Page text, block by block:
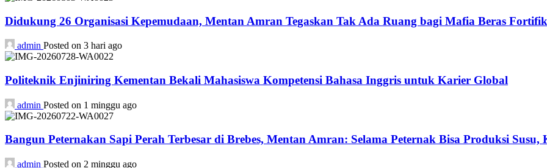
Didukung 26 Organisasi Kepemudaan, Mentan Amran Tegaskan Tak Ada Ruang bagi Mafia Beras
admin Posted on 3 hari ago
Politeknik Enjiniring Kementan Bekali Mahasiswa Kompetensi Bahasa Inggris untuk Karier Global
admin Posted on 1 minggu ago
Bangun Peternakan Sapi Perah Terbesar di Brebes, Mentan Amran: Selama Peternak Bisa Produksi
admin Posted on 2 minggu ago